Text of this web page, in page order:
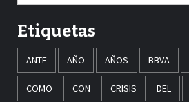
Etiquetas
ANTE AÑO AÑOS BBVA
COMO CON CRISIS DEL